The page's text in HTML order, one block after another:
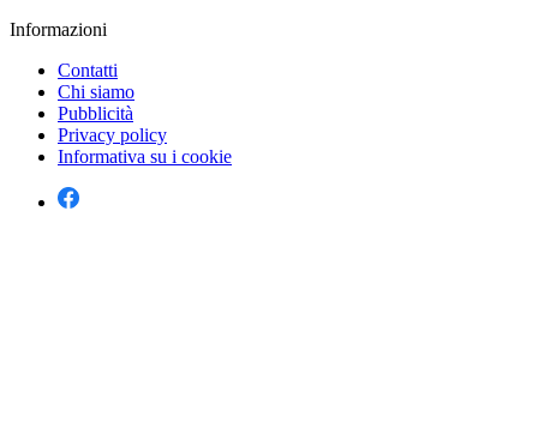
Informazioni
Contatti
Chi siamo
Pubblicità
Privacy policy
Informativa su i cookie